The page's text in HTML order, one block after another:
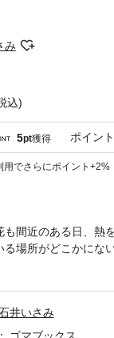
み
込)
5pt獲得 ポイン
用でさらにポイント+2%
も間近のある日、熱
る場所がどこかにな
その女性。桜の開花
井いさみ